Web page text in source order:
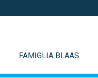
FAMIGLIA BLAAS